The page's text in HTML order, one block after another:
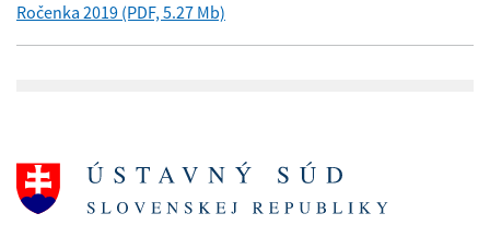
Ročenka 2019 (PDF, 5.27 Mb)